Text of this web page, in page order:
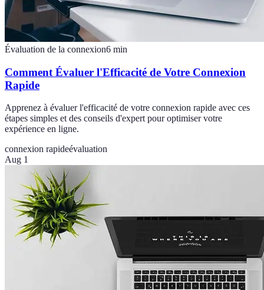
Évaluation de la connexion6 min
Comment Évaluer l'Efficacité de Votre Connexion
Rapide
Apprenez à évaluer l'efficacité de votre connexion rapide avec ces
étapes simples et des conseils d'expert pour optimiser votre
expérience en ligne.
connexion rapideévaluation
Aug 1